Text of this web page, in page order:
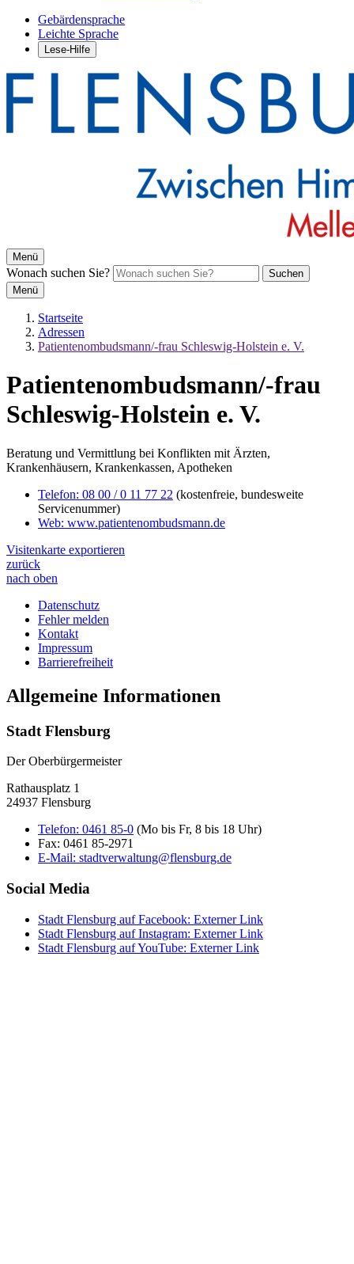
Gebärdensprache
Leichte Sprache
Lese-Hilfe
Menü
Wonach suchen Sie?
Suchen
Menü
Startseite
Adressen
Patientenombudsmann/-frau Schleswig-Holstein e. V.
Patientenombudsmann/-frau
Schleswig-Holstein e. V.
Beratung und Vermittlung bei Konflikten mit Ärzten,
Krankenhäusern, Krankenkassen, Apotheken
Telefon: 08 00 / 0 11 77 22 (kostenfreie, bundesweite
Servicenummer)
Web: www.patientenombudsmann.de
Visitenkarte exportieren
zurück
nach oben
Datenschutz
Fehler melden
Kontakt
Impressum
Barrierefreiheit
Allgemeine Informationen
Stadt Flensburg
Der Oberbürgermeister
Rathausplatz 1
24937 Flensburg
Telefon: 0461 85-0 (Mo bis Fr, 8 bis 18 Uhr)
Fax: 0461 85-2971
E-Mail: stadtverwaltung@flensburg.de
Social Media
Stadt Flensburg auf Facebook: Externer Link
Stadt Flensburg auf Instagram: Externer Link
Stadt Flensburg auf YouTube: Externer Link